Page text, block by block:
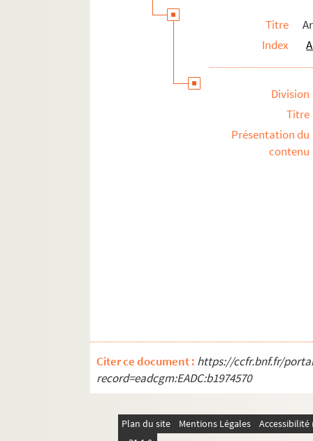
Titre
Index
Division
Titre
Présentation du
contenu
Citer ce document : https://ccfr.bnf.fr/
record=eadcgm:EADC:b1974570
Plan du site Mentions Légales